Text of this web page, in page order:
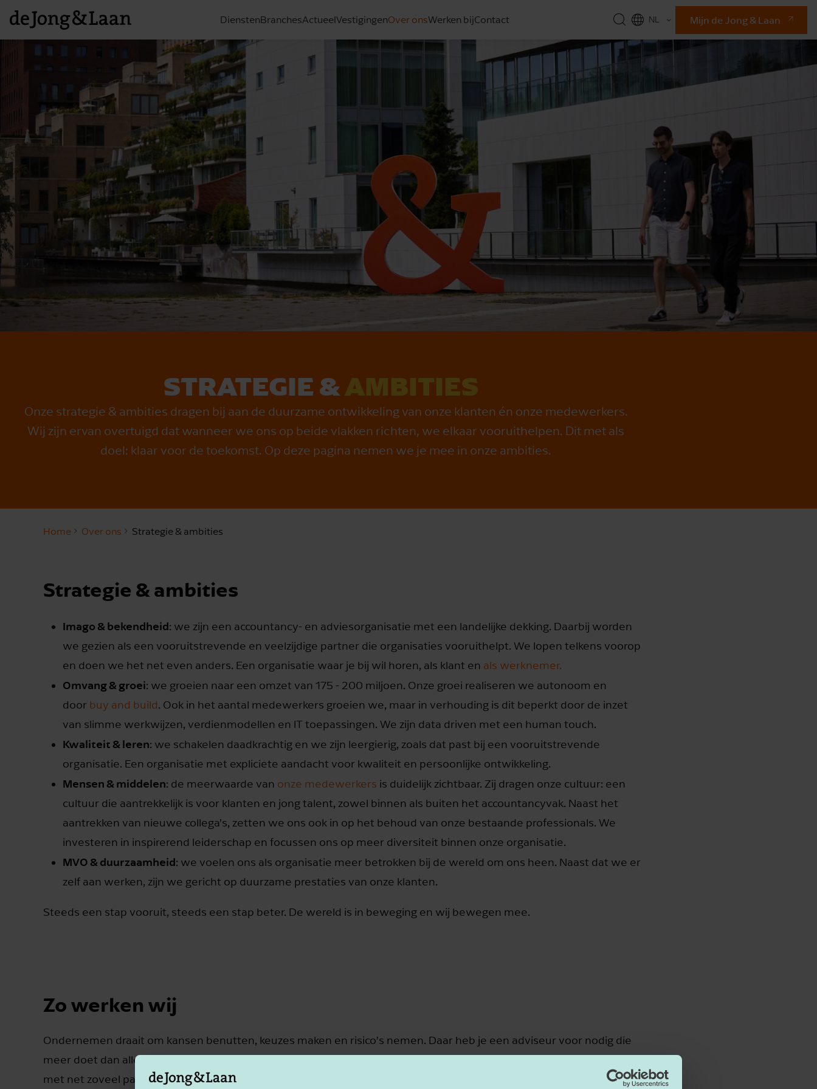
DienstenBranchesActueelVestigingenOver onsWerken bijContact
EN
NL Mijn de Jong & Laan
STRATEGIE &AMBITIES
Onze strategie & ambities dragen bij aan de duurzame ontwikkeling van onze klanten én onze medewerkers.
Wij zijn ervan overtuigd dat wanneer we ons op beide vlakken richten, we elkaar vooruithelpen. Dit met als
doel: klaar voor de toekomst. Op deze pagina nemen we je mee in onze ambities.
Home Over ons Strategie & ambities
Strategie & ambities
Imago & bekendheid: we zijn een accountancy- en adviesorganisatie met een landelijke dekking. Daarbij worden
we gezien als een vooruitstrevende en veelzijdige partner die organisaties vooruithelpt. We lopen telkens voorop
en doen we het net even anders. Een organisatie waar je bij wil horen, als klant en als werknemer.
Omvang & groei: we groeien naar een omzet van 175 - 200 miljoen. Onze groei realiseren we autonoom en
door buy and build. Ook in het aantal medewerkers groeien we, maar in verhouding is dit beperkt door de inzet
van slimme werkwijzen, verdienmodellen en IT toepassingen. We zijn data driven met een human touch.
Kwaliteit & leren: we schakelen daadkrachtig en we zijn leergierig, zoals dat past bij een vooruitstrevende
organisatie. Een organisatie met expliciete aandacht voor kwaliteit en persoonlijke ontwikkeling.
Mensen & middelen: de meerwaarde van onze medewerkers is duidelijk zichtbaar. Zij dragen onze cultuur: een
cultuur die aantrekkelijk is voor klanten en jong talent, zowel binnen als buiten het accountancyvak. Naast het
aantrekken van nieuwe collega’s, zetten we ons ook in op het behoud van onze bestaande professionals. We
investeren in inspirerend leiderschap en focussen ons op meer diversiteit binnen onze organisatie.
MVO & duurzaamheid: we voelen ons als organisatie meer betrokken bij de wereld om ons heen. Naast dat we er
zelf aan werken, zijn we gericht op duurzame prestaties van onze klanten.
Steeds een stap vooruit, steeds een stap beter. De wereld is in beweging en wij bewegen mee.
Zo werken wij
Ondernemen draait om kansen benutten, keuzes maken en risico’s nemen. Daar heb je een adviseur voor nodig die
meer doet dan alleen cijfers opleveren. Iemand die naar je luistert, met je meedenkt en vooruitkijkt. Kortom, iemand
met net zoveel passie voor jouw onderneming als jij. Precies dat is kenmerkend voor de adviseurs van de Jong &